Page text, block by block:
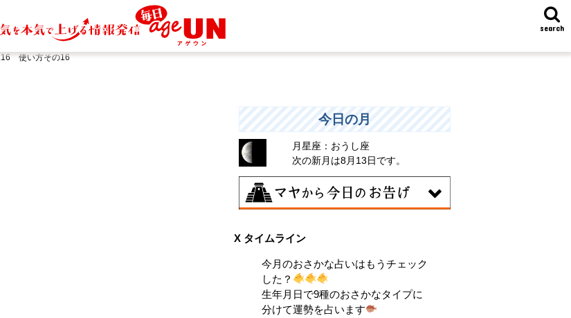
search
使い方その16
今日の月
月星座：おうし座
次の新月は8月13日です。
曖昧な気持ちで人と付き合うことはタブー
とされる日。出会いは貴重な共有の時間。
行動はあなたの大切な時間です。
X タイムライン
今月のおさかな占いはもうチェック
した？
生年月日で9種のおさかなタイプに
分けて運勢を占います